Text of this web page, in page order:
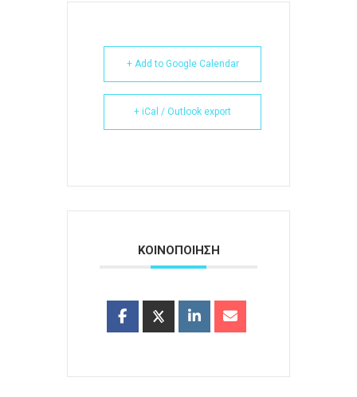
+ Add to Google Calendar
+ iCal / Outlook export
ΚΟΙΝΟΠΟΙΗΣΗ